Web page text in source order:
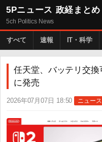
5Pニュース 政経まとめ
5ch Politics News
すべて 速報 IT・科学
任天堂、バッテリ交
に発売
2026年07月07日 18:50 ニュー